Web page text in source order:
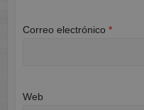
Correo electrónico *
Web